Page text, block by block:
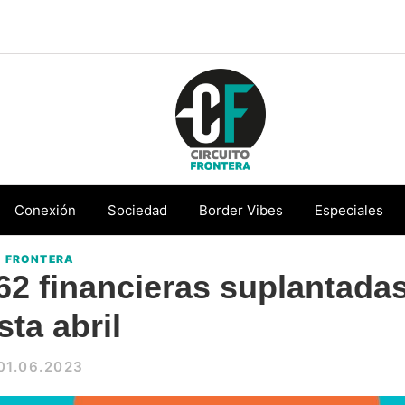
Conéctate
con
la
Conexión Sociedad Border Vibes Especiales
FRONTERA
financieras
abril